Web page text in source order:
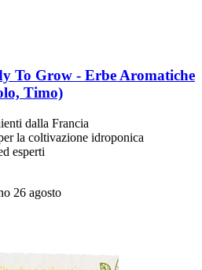
To Grow -​ Erbe Aromatiche
Timo)
dalla Francia
la coltivazione idroponica
esperti
26 agosto